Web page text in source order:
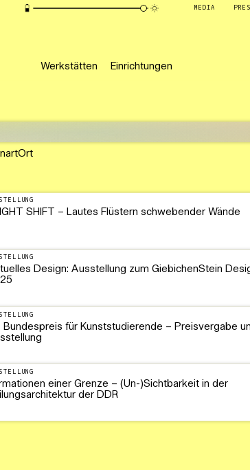
MEDIA
Werkstätten Einrichtungen
Ort
SHIFT – Lautes Flüstern schwebender Wände
Design: Ausstellung zum GiebichenStein
Bundespreis für Kunststudierende – Preisvergabe
einer Grenze – (Un-)Sichtbarkeit in der
der DDR